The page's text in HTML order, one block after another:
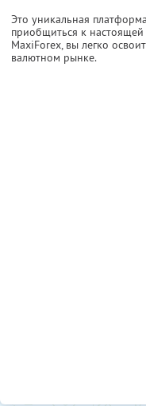
Это уникальная
приобщиться к
MaxiForex, вы легко
валютном рынке.